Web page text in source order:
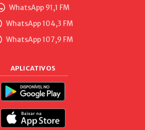
WhatsApp 91,1 FM
WhatsApp 104,3 FM
WhatsApp 107,9 FM
APLICATIVOS